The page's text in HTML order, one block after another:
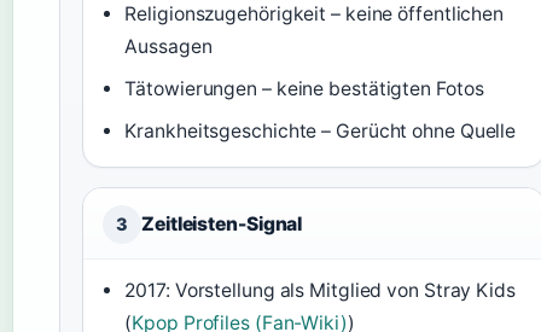
Religionszugehörigkeit – keine öffentlichen
Aussagen
Tätowierungen – keine bestätigten Fotos
Krankheitsgeschichte – Gerücht ohne Quelle
3 Zeitleisten-Signal
2017: Vorstellung als Mitglied von Stray Kids
(Kpop Profiles (Fan-Wiki))